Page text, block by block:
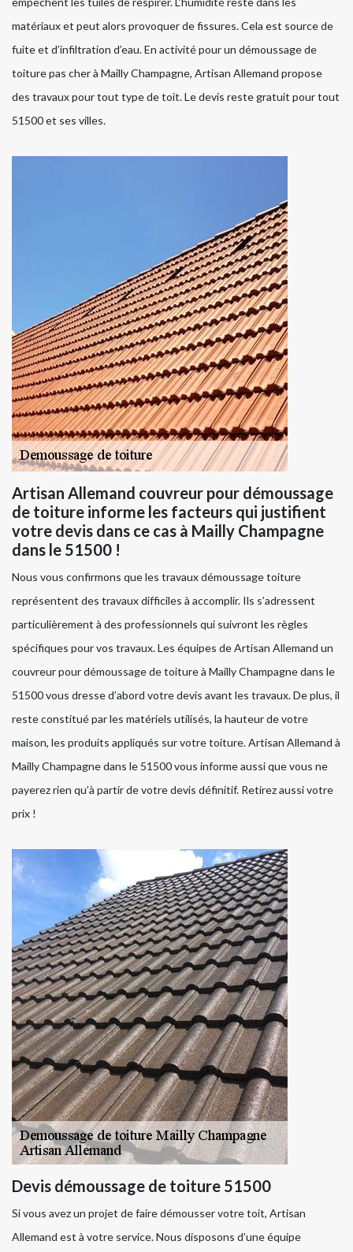
matériaux et peut alors provoquer de fissures. Cela est source de
fuite et d’infiltration d’eau. En activité pour un démoussage de
toiture pas cher à Mailly Champagne, Artisan Allemand propose
des travaux pour tout type de toit. Le devis reste gratuit pour tout
51500 et ses villes.
Artisan Allemand couvreur pour démoussage
de toiture informe les facteurs qui justifient
votre devis dans ce cas à Mailly Champagne
dans le 51500 !
Nous vous confirmons que les travaux démoussage toiture
représentent des travaux difficiles à accomplir. Ils s’adressent
particulièrement à des professionnels qui suivront les règles
spécifiques pour vos travaux. Les équipes de Artisan Allemand un
couvreur pour démoussage de toiture à Mailly Champagne dans le
51500 vous dresse d’abord votre devis avant les travaux. De plus, il
reste constitué par les matériels utilisés, la hauteur de votre
maison, les produits appliqués sur votre toiture. Artisan Allemand à
Mailly Champagne dans le 51500 vous informe aussi que vous ne
payerez rien qu’à partir de votre devis définitif. Retirez aussi votre
prix !
Devis démoussage de toiture 51500
Si vous avez un projet de faire démousser votre toit, Artisan
Allemand est à votre service. Nous disposons d’une équipe